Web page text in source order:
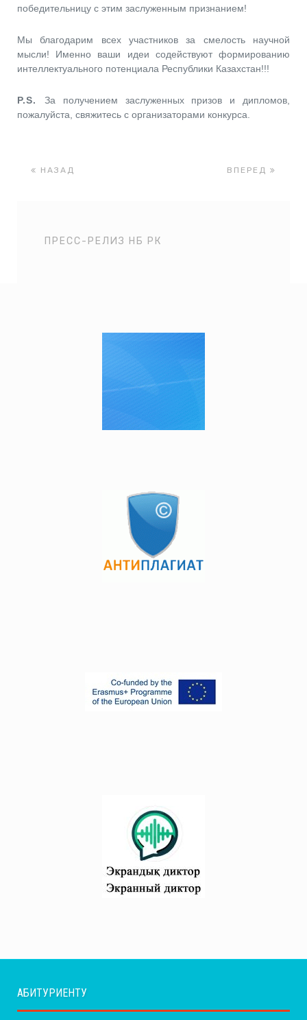
победительницу с этим заслуженным признанием!
Мы благодарим всех участников за смелость научной
мысли! Именно ваши идеи содействуют формированию
интеллектуального потенциала Республики Казахстан!!!
P.S. За получением заслуженных призов и дипломов,
пожалуйста, свяжитесь с организаторами конкурса.
НАЗАД ВПЕРЕД
ПРЕСС-РЕЛИЗ НБ РК
АБИТУРИЕНТУ